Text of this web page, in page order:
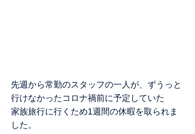
先週から常勤のスタッフの一人が、ずうっと
行けなかったコロナ禍前に予定していた
家族旅行に行くため1週間の休暇を取られま
した。